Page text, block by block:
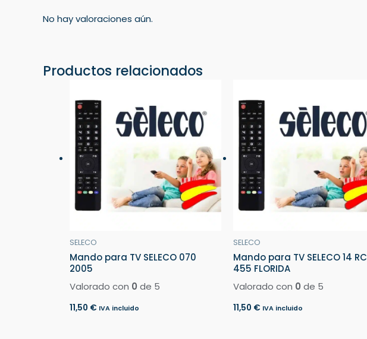
No hay valoraciones aún.
Productos relacionados
SELECO
Mando para TV SELECO 070
2005
Valorado con 0 de 5
11,50 € IVA incluido
SELECO
Mando para TV SELECO 14 RC
455 FLORIDA
Valorado con 0 de 5
11,50 € IVA incluido